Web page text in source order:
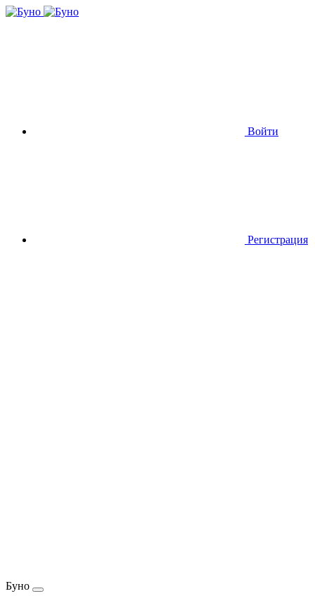
Войти
Регистрация
Буно